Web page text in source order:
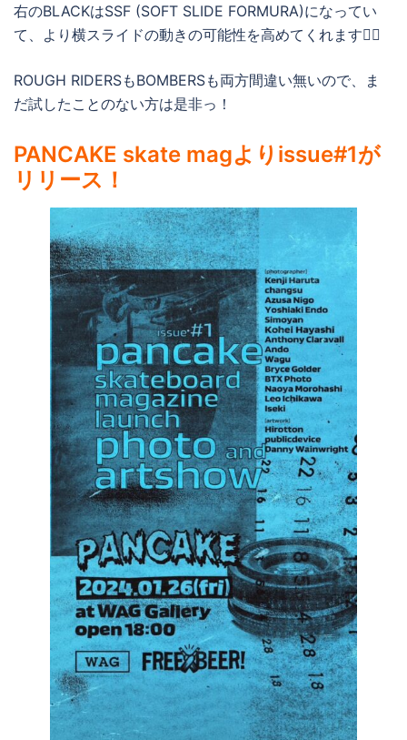
右のBLACKはSSF (SOFT SLIDE FORMURA)になってい
て、より横スライドの動きの可能性を高めてくれます👍🏻
ROUGH RIDERSもBOMBERSも両方間違い無いので、ま
だ試したことのない方は是非っ！
PANCAKE skate magよりissue#1が
リリース！